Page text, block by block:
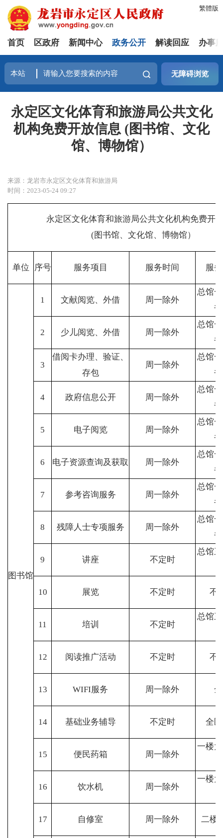
繁體版
首页 区政府 新闻中心 政务公开 解读回应 办事
无障碍浏览
永定区文化体育和旅游局公共文化
机构免费开放信息 (图书馆、文化
馆、博物馆）
来源：龙岩市永定区文化体育和旅游局
时间：2023-05-24 09:27
永定区文化体育和旅游局公共文化机构免费开
(图书馆、文化馆、博物馆）
单位 序号 服务项目 服务时间 服
图书馆
1 文献阅览、外借 周一除外
总馆
2 少儿阅览、外借 周一除外
总馆
3
借阅卡办理、验证、
存包
周一除外
总馆
4 政府信息公开 周一除外
总馆
5 电子阅览 周一除外
总馆
6 电子资源查询及获取 周一除外
总馆
7 参考咨询服务 周一除外
总馆
8 残障人士专项服务 周一除外
总馆
9 讲座 不定时
总馆
10 展览 不定时 不
11 培训 不定时
总馆
12 阅读推广活动 不定时 不
13 WIFI服务 周一除外
14 基础业务辅导 不定时 全
15 便民药箱 周一除外
一楼
16 饮水机 周一除外
一楼
17 自修室 周一除外 二楼